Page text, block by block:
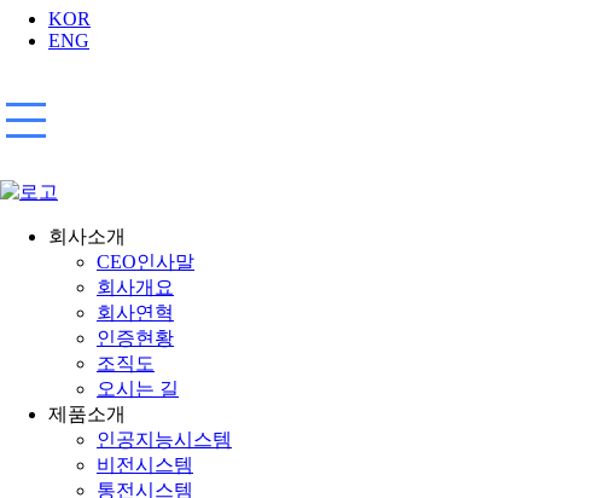
KOR
ENG
회사소개
CEO인사말
회사개요
회사연혁
인증현황
조직도
오시는 길
제품소개
인공지능시스템
비전시스템
통전시스템